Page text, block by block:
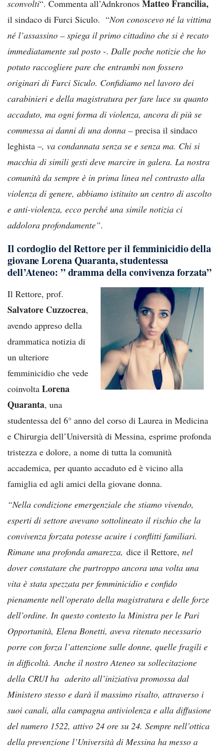
sconvolti“. Commenta all’Adnkronos Matteo Francilia,
il sindaco di Furci Siculo. “Non conoscevo né la vittima
né l’assassino – spiega il primo cittadino che si è recato
immediatamente sul posto -. Dalle poche notizie che ho
potuto raccogliere pare che entrambi non fossero
originari di Furci Siculo. Confidiamo nel lavoro dei
carabinieri e della magistratura per fare luce su quanto
accaduto, ma ogni forma di violenza, ancora di più se
commessa ai danni di una donna – precisa il sindaco
leghista –, va condannata senza se e senza ma. Chi si
macchia di simili gesti deve marcire in galera. La nostra
comunità da sempre è in prima linea nel contrasto alla
violenza di genere, abbiamo istituito un centro di ascolto
e anti-violenza, ecco perché una simile notizia ci
addolora profondamente”.
Il cordoglio del Rettore per il femminicidio della
giovane Lorena Quaranta, studentessa
dell’Ateneo: ” dramma della convivenza forzata”
Il Rettore, prof.
Salvatore Cuzzocrea,
avendo appreso della
drammatica notizia di
un ulteriore
femminicidio che vede
coinvolta Lorena
Quaranta, una
studentessa del 6° anno del corso di Laurea in Medicina
e Chirurgia dell’Università di Messina, esprime profonda
tristezza e dolore, a nome di tutta la comunità
accademica, per quanto accaduto ed è vicino alla
famiglia ed agli amici della giovane donna.
“Nella condizione emergenziale che stiamo vivendo,
esperti di settore avevano sottolineato il rischio che la
convivenza forzata potesse acuire i conflitti familiari.
Rimane una profonda amarezza, dice il Rettore, nel
dover constatare che purtroppo ancora una volta una
vita è stata spezzata per femminicidio e confido
pienamente nell’operato della magistratura e delle forze
dell’ordine. In questo contesto la Ministra per le Pari
Opportunità, Elena Bonetti, aveva ritenuto necessario
porre con forza l’attenzione sulle donne, quelle fragili e
in difficoltà. Anche il nostro Ateneo su sollecitazione
della CRUI ha aderito all’iniziativa promossa dal
Ministero stesso e darà il massimo risalto, attraverso i
suoi canali, alla campagna antiviolenza e alla diffusione
del numero 1522, attivo 24 ore su 24. Sempre nell’ottica
della prevenzione l’Università di Messina ha messo a